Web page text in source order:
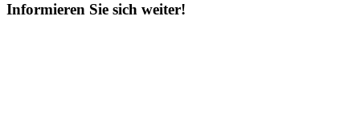
Informieren Sie sich weiter!